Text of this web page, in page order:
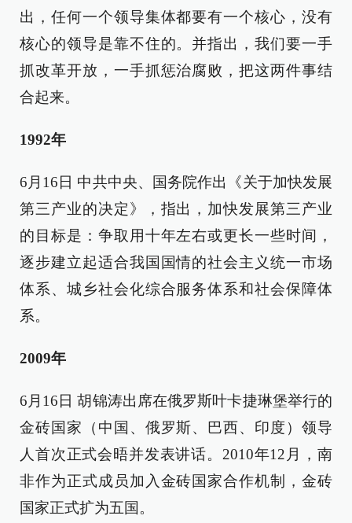
出，任何一个领导集体都要有一个核心，没有
核心的领导是靠不住的。并指出，我们要一手
抓改革开放，一手抓惩治腐败，把这两件事结
合起来。
1992年
6月16日 中共中央、国务院作出《关于加快发展
第三产业的决定》，指出，加快发展第三产业
的目标是：争取用十年左右或更长一些时间，
逐步建立起适合我国国情的社会主义统一市场
体系、城乡社会化综合服务体系和社会保障体
系。
2009年
6月16日 胡锦涛出席在俄罗斯叶卡捷琳堡举行的
金砖国家（中国、俄罗斯、巴西、印度）领导
人首次正式会晤并发表讲话。2010年12月，南
非作为正式成员加入金砖国家合作机制，金砖
国家正式扩为五国。